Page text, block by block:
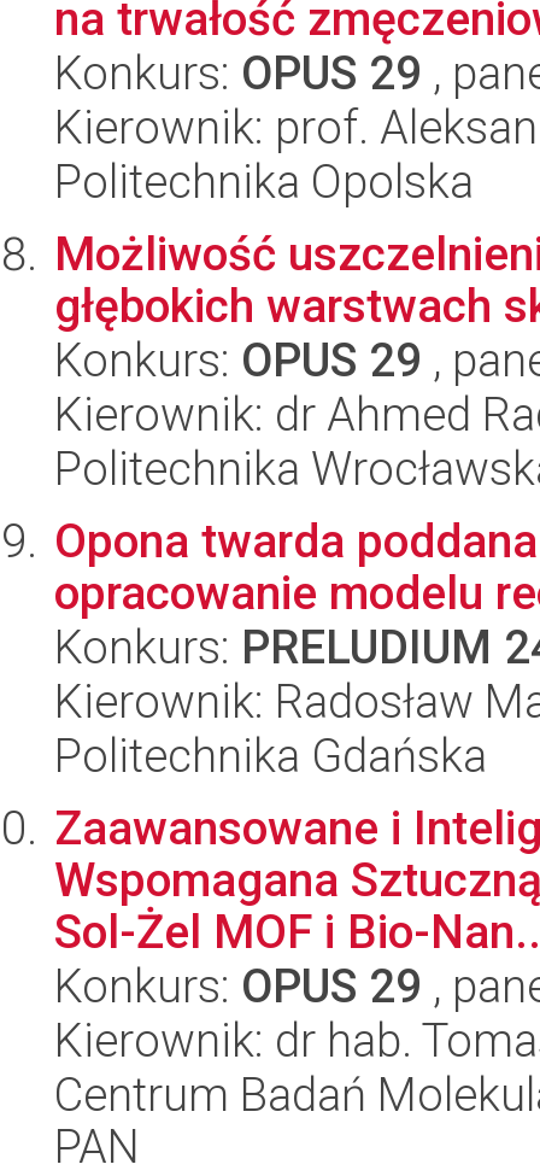
na trwałość
Konkurs: OPUS 29 ,
Kierownik: prof.
Politechnika Opolska
Możliwość
głębokich warstwach
Konkurs: OPUS 29 ,
Kierownik: dr Ahmed
Politechnika
Opona twarda
opracowanie modelu
Konkurs: PRELUDIUM
Kierownik: Radosław
Politechnika Gdańska
Zaawansowane i
Wspomagana
Sol-Żel MOF i Bio-
Konkurs: OPUS 29 ,
Kierownik: dr hab.
Centrum Badań
PAN